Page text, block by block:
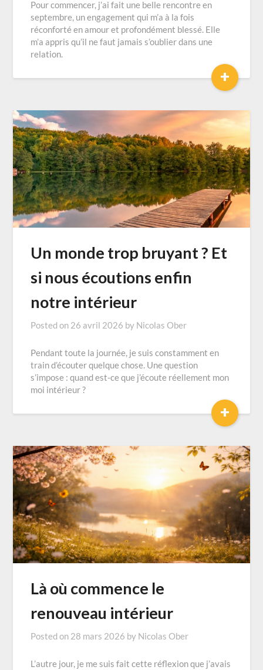
Pour commencer, j’ai fait une belle rencontre en
septembre, un engagement qui m’a à la fois
réconforté en amour et profondément blessé. Elle
m’a appris qu’il ne faut jamais s’oublier dans une
relation.
+
Un monde trop bruyant ? Et
si nous écoutions enfin
notre intérieur
Posted on 26 avril 2026 by Nicolas Ober
Pendant toute la journée, je suis constamment en
train d’écouter quelque chose. Une question
s’impose : quand est-ce que j’écoute réellement mon
moi intérieur ?
+
Là où commence le
renouveau intérieur
Posted on 28 mars 2026 by Nicolas Ober
L’autre jour, je me suis fait cette réflexion que j’avais